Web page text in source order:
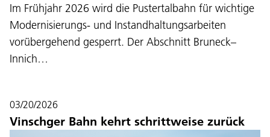
Im Frühjahr 2026 wird die Pustertalbahn für wichtige
Modernisierungs- und Instandhaltungsarbeiten
vorübergehend gesperrt. Der Abschnitt Bruneck–
Innich…
03/20/2026
Vinschger Bahn kehrt schrittweise zurück